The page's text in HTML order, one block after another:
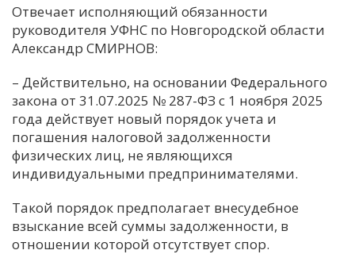
К
М
Н
Х
Отвечает исполняющий обязанности
руководителя УФНС по Новгородской области
Александр СМИРНОВ:
– Действительно, на основании Федерального
закона от 31.07.2025 № 287-ФЗ с 1 ноября 2025
года действует новый порядок учета и
погашения налоговой задолженности
физических лиц, не являющихся
индивидуальными предпринимателями.
Такой порядок предполагает внесудебное
взыскание всей суммы задолженности, в
отношении которой отсутствует спор.